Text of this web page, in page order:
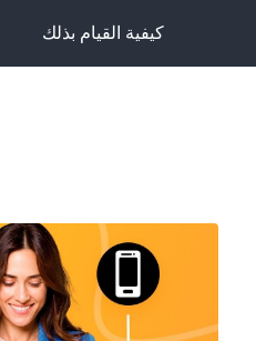
كيفية القيام بذلك